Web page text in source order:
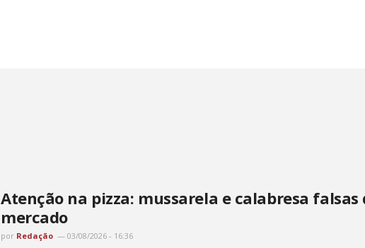
Atenção na pizza: mussarela e calabresa
mercado
por Redação 03/08/2026 - 16:36